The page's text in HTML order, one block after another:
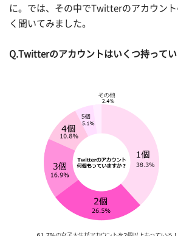
に。では、その中でTwitterのアカウン
く聞いてみました。
Q.Twitterのアカウントはいくつ持ってい